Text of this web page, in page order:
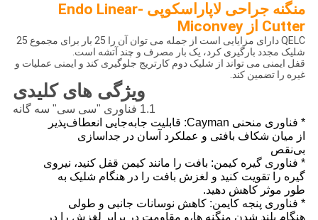
منگنه جراحی لاپاراسکوپی -Endo Linear
Cutter از Miconvey
QELC دارای مزایایی است از جمله می توان آن را 25 بار برای مجموع 25
شلیک مجدد بارگیری کرد، یک بار مصرف و چند آتشه است.
قفل ایمنی می تواند از شلیک دوم کارتریج جلوگیری کند و ایمنی عملیات و
غیره را تضمین کند.
ویژگی های کلیدی
1.1 فناوری "سی سی" سه گانه
* فناوری منحنی Cayman: قابلیت جابه‌جایی انعطاف‌پذیر
از میان شکاف بافتی و عملکرد آسان در جداسازی
بی‌نقص
* فناوری گیره کیمن: بافت را مانند کیمن قفل کنید، نیروی
گیره را تقویت کنید و لغزش بافت را در هنگام شلیک به
طور موثر کاهش دهید.
* فناوری پنجه کایمن: کاهش نوسانات جانبی و طولی
هنگام بلند شدن منگنه ها،و مقاومت در برابر لغزش را در